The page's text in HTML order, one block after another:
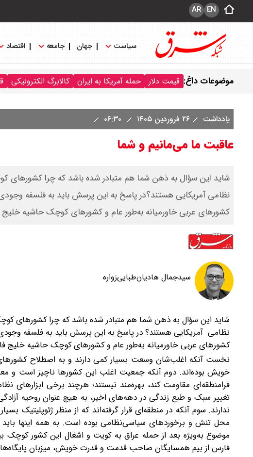
EN
AR
سیاست جهان جامعه اقتصاد
موضوعات داغ: قیمت دلار حمله آمریکا به ایران کالابرگ الکترونیکی
یادداشت ۲۶ فروردین ۱۴۰۵
عاقبت ما می‌مانیم و شما
شاید این سؤال به ذهن شما هم متبادر شده باشد که چرا کشورهای
نظامی آمریکایی هستند؟در پاسخ به این پرسش باید به فلسفه
کشورهای عربی خاورمیانه به‌طور عام و کشورهای کوچک حاشیه
سیدجمال هادیان‌طبایی‌زواره
شاید این سؤال به ذهن شما هم متبادر شده باشد که چرا کشورهای
نظامی آمریکایی هستند؟در پاسخ به این پرسش باید به فلسفه
کشورهای عربی خاورمیانه به‌طور عام و کشورهای کوچک حاشیه
نخست آنکه اغلب‌شان وسعت بسیار کمی دارند و به اصطلاح
خویش بوده‌اند. دوم آنکه جمعیت اغلب این کشورها ناچیز است و
فرامنطقه‌ای مقاومت کند، بهره‌مند نیستند؛ هر‌چند برخی ابزارهای
تغییر سبک و طبع زندگی در دهه‌های اخیر، به هیچ عنوان روحیه
‌ندارند. سوم آنکه در منطقه‌ای قرار گرفته‌اند که از منظر ژئوپلیتیک
محل تنش و برخوردهای سیاسی‌نظامی بوده است. به همه اینها باید
موضوع به‌ویژه بعد از حمله عراق به کویت و اشغال این کشور کوچک
فارس از بیم همسایگان صاحب قدمت و قدرت خویش، میزبان